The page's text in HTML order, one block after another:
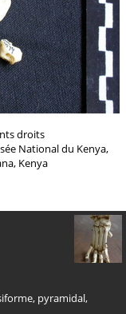
droits
National du Kenya,
Kenya
, pyramidal,